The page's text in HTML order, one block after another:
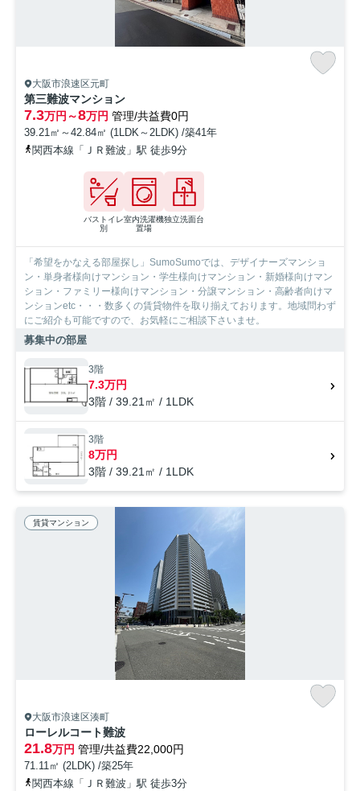
大阪市浪速区元町
第三難波マンション
7.3万円～8万円 管理/共益費0円
39.21㎡～42.84㎡ (1LDK～2LDK) /築41年
関西本線「ＪＲ難波」駅 徒歩9分
バストイレ
別
室内洗濯機
置場
独立洗面台
「希望をかなえる部屋探し」SumoSumoでは、デザイナーズマンショ
ン・単身者様向けマンション・学生様向けマンション・新婚様向けマン
ション・ファミリー様向けマンション・分譲マンション・高齢者向けマ
ンションetc・・・数多くの賃貸物件を取り揃えております。地域問わず
にご紹介も可能ですので、お気軽にご相談下さいませ。
募集中の部屋
3階
7.3万円
3階 / 39.21㎡ / 1LDK
3階
8万円
3階 / 39.21㎡ / 1LDK
賃貸マンション
大阪市浪速区湊町
ローレルコート難波
21.8万円 管理/共益費22,000円
71.11㎡ (2LDK) /築25年
関西本線「ＪＲ難波」駅 徒歩3分